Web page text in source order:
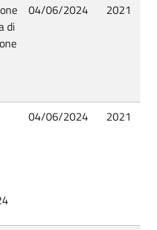
di
04/06/2024 2021
04/06/2024 2021